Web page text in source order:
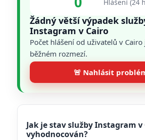
Hlášení (24
Žádný větší výpadek
Instagram v Cairo
Počet hlášení od uživatelů v
běžném rozmezí.
🚨 Nahlásit
Jak je stav služby Instagram v
vyhodnocován?